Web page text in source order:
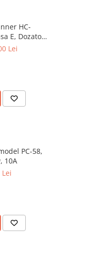
HC-
E, Dozator
180 cm, Gri
Lei
PC-58,
10A